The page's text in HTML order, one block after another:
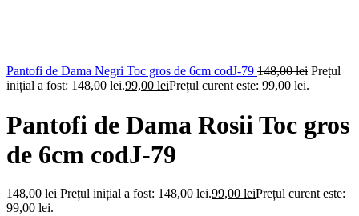
Pantofi de Dama Negri Toc gros de 6cm codJ-79 148,00lei Prețul
inițial a fost: 148,00 lei.99,00 leiPrețul curent este: 99,00 lei.
Pantofi de Dama Rosii Toc gros
de 6cm codJ-79
148,00lei Prețul inițial a fost: 148,00 lei.99,00 leiPrețul curent este:
99,00 lei.